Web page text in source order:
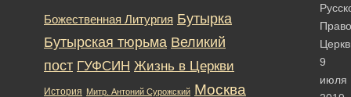
9
июля
Божественная Литургия Бутырка
Бутырская тюрьма Великий
пост ГУФСИН Жизнь в Церкви
История Митр. Антоний Сурожский Москва